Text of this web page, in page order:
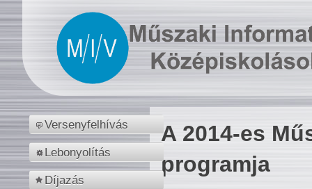
Versenyfelhívás
Lebonyolítás
Díjazás
A 2014-es
programja